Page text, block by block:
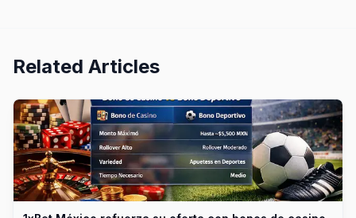
Related Articles